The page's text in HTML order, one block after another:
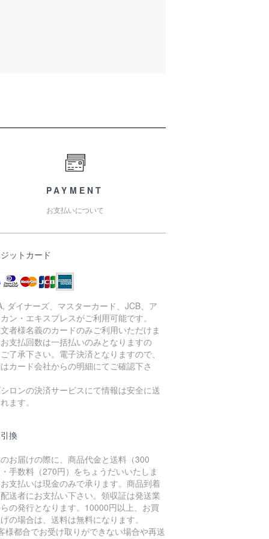
PAYMENT
お支払いについて
ットカード
ダイナーズ、マスターカード、JCB、ア
ン・エキスプレスがご利用可能です。
者様名義のカードのみご利用いただけま
支払回数は一括払いのみとなりますの
了承下さい。電子決済となりますので、
カード会社からの明細にてご確認下さ
ロンの決済サービスにて情報は安全に送
ます。
換
お届けの際に、商品代金と送料（300
手数料（270円）をちょうだいいたしま
支払いは現金のみで承ります。商品到着
送者にお支払い下さい。領収証は発送業
の発行となります。10000円以上、お買
の場合は、送料は無料になります。
様都合でお受け取りができない場合や再送